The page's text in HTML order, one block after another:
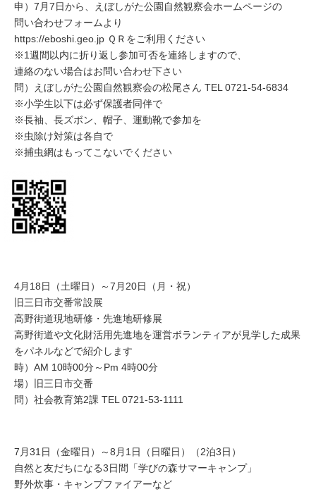
申）7月7日から、えぼしがた公園自然観察会ホームページの
問い合わせフォームより
https://eboshi.geo.jp ＱＲをご利用ください
※1週間以内に折り返し参加可否を連絡しますので、
連絡のない場合はお問い合わせ下さい
問）えぼしがた公園自然観察会の松尾さん TEL 0721-54-6834
※小学生以下は必ず保護者同伴で
※長袖、長ズボン、帽子、運動靴で参加を
※虫除け対策は各自で
※捕虫網はもってこないでください
4月18日（土曜日）～7月20日（月・祝）
旧三日市交番常設展
高野街道現地研修・先進地研修展
高野街道や文化財活用先進地を運営ボランティアが見学した成果
をパネルなどで紹介します
時）AM 10時00分～Pm 4時00分
場）旧三日市交番
問）社会教育第2課 TEL 0721-53-1111
7月31日（金曜日）～8月1日（日曜日）（2泊3日）
自然と友だちになる3日間「学びの森サマーキャンプ」
野外炊事・キャンプファイアーなど